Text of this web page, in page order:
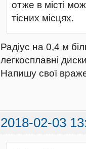
отже в місті
тісних місцях.
Радіус на 0,4 м
легкосплавні
Напишу свої
2018-02-03